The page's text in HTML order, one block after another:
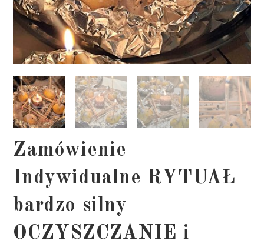
Zamówienie
Indywidualne RYTUAŁ
bardzo silny
OCZYSZCZANIE i